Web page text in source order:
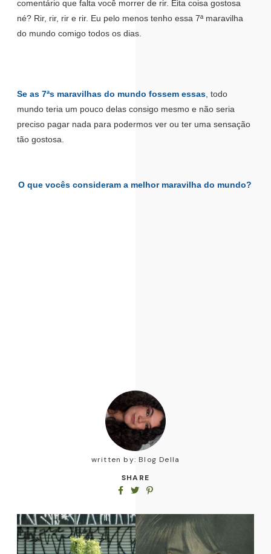
comentário que falta você morrer de rir. Eita coisa gostosa
né? Rir, rir, rir e rir. Eu pelo menos tenho essa 7ª maravilha
do mundo comigo todos os dias.
Se as 7ªs maravilhas do mundo fossem essas , todo
mundo teria um pouco delas consigo mesmo e não seria
preciso pagar nada para podermos ver ou ter uma sensação
tão gostosa.
O que vocês consideram a melhor maravilha do mundo?
written by: Blog Della
SHARE